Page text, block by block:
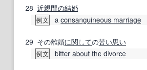
28 近親間の結婚
例文 a consanguineous marriage
29 その離婚に関しての苦い思い
例文 bitter about the divorce